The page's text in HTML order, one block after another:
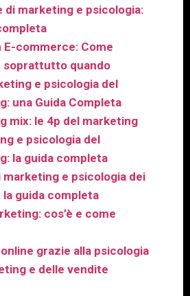
di marketing e psicologia:
E-commerce: Come
soprattutto quando
e psicologia del
una Guida Completa
mix: le 4p del marketing
e psicologia del
la guida completa
marketing e psicologia dei
la guida completa
cos’è e come
grazie alla psicologia
e delle vendite